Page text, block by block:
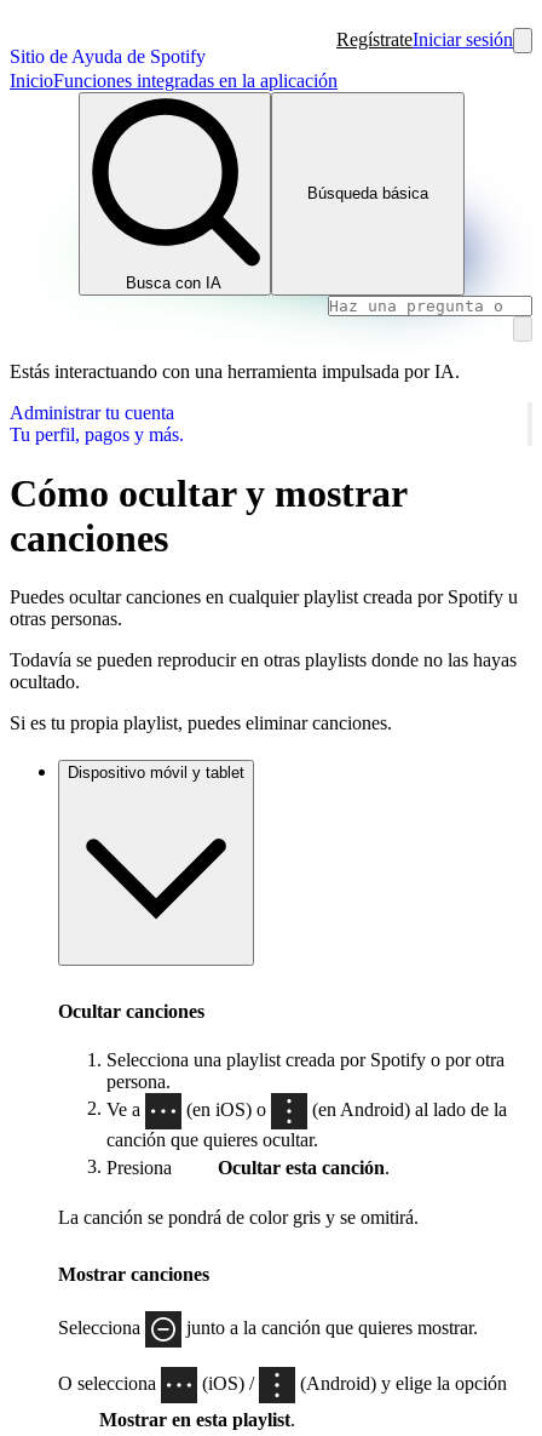
Sitio de Ayuda de Spotify
RegístrateIniciar sesión
InicioFunciones integradas en la aplicación
Busca con IA
Búsqueda básica
Estás interactuando con una herramienta impulsada por IA.
Administrar tu cuenta
Tu perfil, pagos y más.
Cómo ocultar y mostrar
canciones
Puedes ocultar canciones en cualquier playlist creada por Spotify u
otras personas.
Todavía se pueden reproducir en otras playlists donde no las hayas
ocultado.
Si es tu propia playlist, puedes eliminar canciones.
Dispositivo móvil y tablet
Ocultar canciones
Selecciona una playlist creada por Spotify o por otra
persona.
Ve a
(en iOS) o
(en Android) al lado de la
canción que quieres ocultar.
Presiona
Ocultar esta canción
La canción se pondrá de color gris y se omitirá.
Mostrar canciones
Selecciona junto a la canción que quieres mostrar.
O selecciona (iOS) /
(Android) y elige la opción
Mostrar en esta playlist.